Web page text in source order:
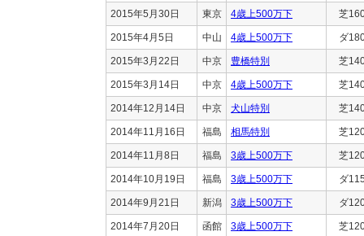
2015年5月30日 東京 4歳上500万下 芝
2015年4月5日 中山 4歳上500万下 ダ
2015年3月22日 中京 豊橋特別 芝
2015年3月14日 中京 4歳上500万下 芝
2014年12月14日 中京 犬山特別 芝
2014年11月16日 福島 相馬特別 芝
2014年11月8日 福島 3歳上500万下 芝
2014年10月19日 福島 3歳上500万下 ダ
2014年9月21日 新潟 3歳上500万下 ダ
2014年7月20日 函館 3歳上500万下 芝